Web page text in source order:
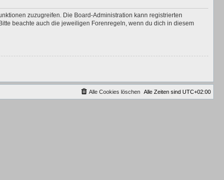
zuzugreifen. Die Board-Administration kann registrierten
beachte auch die jeweiligen Forenregeln, wenn du dich in diesem
Alle Zeiten sind UTC+02:00
Alle Cookies löschen